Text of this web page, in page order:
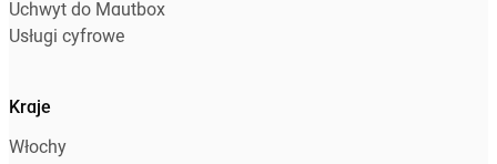
Uchwyt do Mautbox
Usługi cyfrowe
Kraje
Włochy